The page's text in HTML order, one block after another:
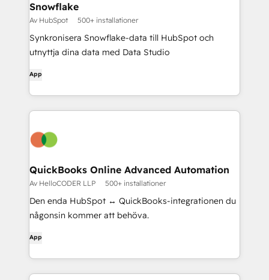
Snowflake
Av HubSpot 500+ installationer
Synkronisera Snowflake-data till HubSpot och
utnyttja dina data med Data Studio
App
QuickBooks Online Advanced Automation
Av HelloCODER LLP 500+ installationer
Den enda HubSpot ↔ QuickBooks-integrationen du
någonsin kommer att behöva.
App